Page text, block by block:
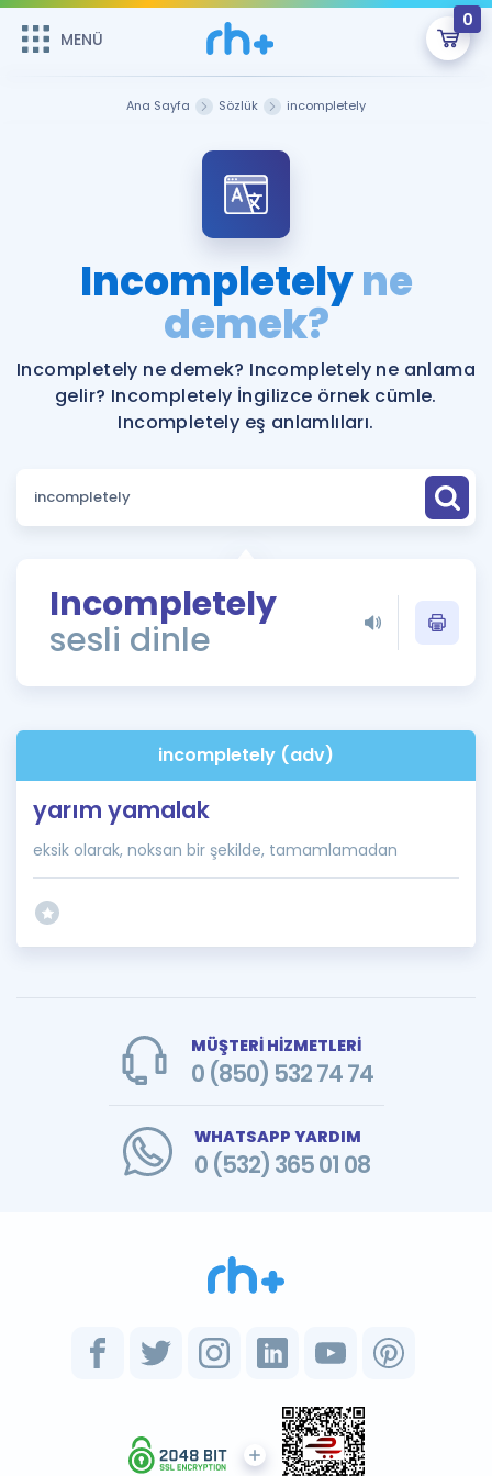
MENÜ
0
Şifremi Hatırlamıyorum
Sepetin Şu An Boş.
Remzi Hoca ile seni sınava hazırlayacak onlarca eğitim seni
bekliyor!
MENÜ
Katılımcı Görüşleri
Faydalı Araçlar
Ücretsiz Kaynaklar
Puan Hesaplama
ÖSYM Sınav Takvimi
Kampanyalar
İngilizce Gramer
İngilizce Gramer
Ana Sayfa Sözlük incompletely
Incompletelyne
demek?
Incompletely ne demek? Incompletely ne anlama
gelir? Incompletely İngilizce örnek cümle.
Incompletely eş anlamlıları.
Incompletely
sesli dinle
incompletely (adv)
yarım yamalak
eksik olarak, noksan bir şekilde, tamamlamadan
MÜŞTERİ HİZMETLERİ
0 (850) 532 74 74
WHATSAPP YARDIM
0 (532) 365 01 08